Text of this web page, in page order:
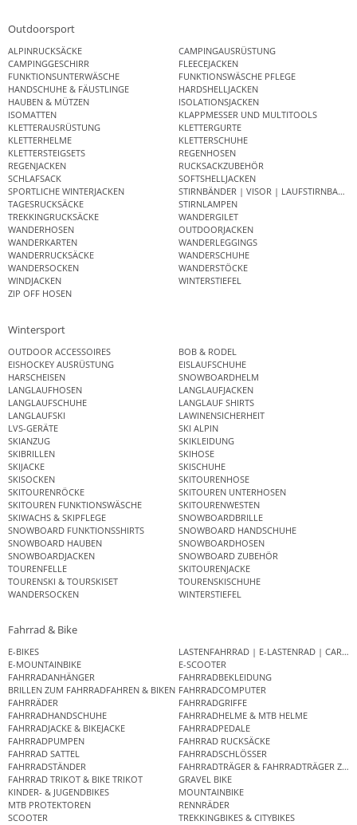
Outdoorsport
ALPINRUCKSÄCKE
CAMPINGAUSRÜSTUNG
CAMPINGGESCHIRR
FLEECEJACKEN
FUNKTIONSUNTERWÄSCHE
FUNKTIONSWÄSCHE PFLEGE
HANDSCHUHE & FÄUSTLINGE
HARDSHELLJACKEN
HAUBEN & MÜTZEN
ISOLATIONSJACKEN
ISOMATTEN
KLAPPMESSER UND MULTITOOLS
KLETTERAUSRÜSTUNG
KLETTERGURTE
KLETTERHELME
KLETTERSCHUHE
KLETTERSTEIGSETS
REGENHOSEN
REGENJACKEN
RUCKSACKZUBEHÖR
SCHLAFSACK
SOFTSHELLJACKEN
SPORTLICHE WINTERJACKEN
STIRNBÄNDER | VISOR | LAUFSTIRNBAND
TAGESRUCKSÄCKE
STIRNLAMPEN
TREKKINGRUCKSÄCKE
WANDERGILET
WANDERHOSEN
OUTDOORJACKEN
WANDERKARTEN
WANDERLEGGINGS
WANDERRUCKSÄCKE
WANDERSCHUHE
WANDERSOCKEN
WANDERSTÖCKE
WINDJACKEN
WINTERSTIEFEL
ZIP OFF HOSEN
Wintersport
OUTDOOR ACCESSOIRES
BOB & RODEL
EISHOCKEY AUSRÜSTUNG
EISLAUFSCHUHE
HARSCHEISEN
SNOWBOARDHELM
LANGLAUFHOSEN
LANGLAUFJACKEN
LANGLAUFSCHUHE
LANGLAUF SHIRTS
LANGLAUFSKI
LAWINENSICHERHEIT
LVS-GERÄTE
SKI ALPIN
SKIANZUG
SKIKLEIDUNG
SKIBRILLEN
SKIHOSE
SKIJACKE
SKISCHUHE
SKISOCKEN
SKITOURENHOSE
SKITOURENRÖCKE
SKITOUREN UNTERHOSEN
SKITOUREN FUNKTIONSWÄSCHE
SKITOURENWESTEN
SKIWACHS & SKIPFLEGE
SNOWBOARDBRILLE
SNOWBOARD FUNKTIONSSHIRTS
SNOWBOARD HANDSCHUHE
SNOWBOARD HAUBEN
SNOWBOARDHOSEN
SNOWBOARDJACKEN
SNOWBOARD ZUBEHÖR
TOURENFELLE
SKITOURENJACKE
TOURENSKI & TOURSKISET
TOURENSKISCHUHE
WANDERSOCKEN
WINTERSTIEFEL
Fahrrad & Bike
E-BIKES
LASTENFAHRRAD | E-LASTENRAD |
E-MOUNTAINBIKE
E-SCOOTER
FAHRRADANHÄNGER
FAHRRADBEKLEIDUNG
BRILLEN ZUM FAHRRADFAHREN & BIKEN FAHRRADCOMPUTER
FAHRRÄDER
FAHRRADGRIFFE
FAHRRADHANDSCHUHE
FAHRRADHELME & MTB HELME
FAHRRADJACKE & BIKEJACKE
FAHRRADPEDALE
FAHRRADPUMPEN
FAHRRAD RUCKSÄCKE
FAHRRAD SATTEL
FAHRRADSCHLÖSSER
FAHRRADSTÄNDER
FAHRRADTRÄGER & FAHRRADTRÄGER
FAHRRAD TRIKOT & BIKE TRIKOT
GRAVEL BIKE
KINDER- & JUGENDBIKES
MOUNTAINBIKE
MTB PROTEKTOREN
RENNRÄDER
SCOOTER
TREKKINGBIKES & CITYBIKES